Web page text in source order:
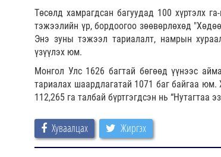
Төсөлд хамрагдсан багуудад 100 хүртэлх
тэжээлийн үр, бордоогоо зөөвөрлөхөд
Энэ зуны тэжээл тариалалт, намрын
үзүүлэх юм.
Монгол Улс 1626 багтай бөгөөд үүнээс
тариалах шаардлагатай 1071 баг байгаа
112,265 га талбай бүртгэгдсэн нь “Нутагтаа
Хуваалцах Жиргэх